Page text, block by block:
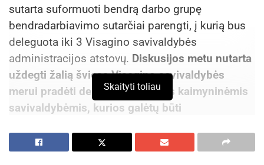
sutarta suformuoti bendrą darbo grupę
bendradarbiavimo sutarčiai parengti, į kurią bus
deleguota iki 3 Visagino savivaldybės
administracijos atstovų. Diskusijos metu nutarta
uždegti žalią šviesą Visagino savivaldybės
merui pradėti derybas su kitomis kaimyninėmis
savivaldybėmis, kurios galėtų būti
Daugpiliu atkūrimu.
Skaityti toliau